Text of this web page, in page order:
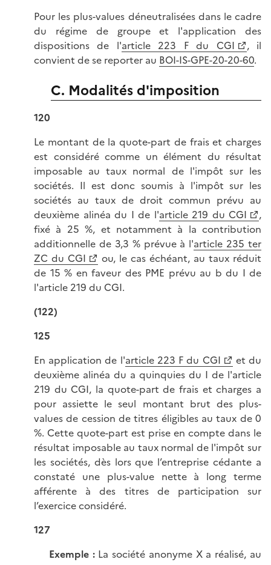
Pour les plus-values déneutralisées dans le cadre
du régime de groupe et l'application des
dispositions de l'article 223 F du CGI
, il
convient de se reporter au BOI-IS-GPE-20-20-60.
C. Modalités d'imposition
120
Le montant de la quote-part de frais et charges
est considéré comme un élément du résultat
imposable au taux normal de l'impôt sur les
sociétés. Il est donc soumis à l'impôt sur les
sociétés au taux de droit commun prévu au
deuxième alinéa du I de l'article 219 du CGI
,
fixé à 25 %, et notamment à la contribution
additionnelle de 3,3 % prévue à l'article 235 ter
ZC du CGI
ou, le cas échéant, au taux réduit
de 15 % en faveur des PME prévu au b du I de
l'article 219 du CGI.
(122)
125
En application de l'article 223 F du CGI
et du
deuxième alinéa du a quinquies du I de l'article
219 du CGI, la quote-part de frais et charges a
pour assiette le seul montant brut des plus-
values de cession de titres éligibles au taux de 0
%. Cette quote-part est prise en compte dans le
résultat imposable au taux normal de l'impôt sur
les sociétés, dès lors que l’entreprise cédante a
constaté une plus-value nette à long terme
afférente à des titres de participation sur
l’exercice considéré.
127
Exemple :La société anonyme X a réalisé, au